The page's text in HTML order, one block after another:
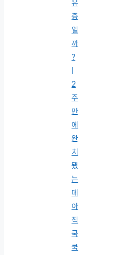
유
증
일
까
?
2
주
만
에
완
치
됐
는
데
아
직
쿡
쿡